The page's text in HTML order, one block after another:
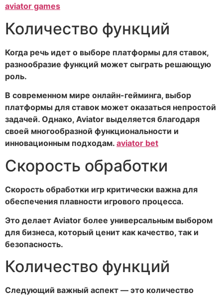
aviator games
Количество функций
Когда речь идет о выборе платформы для ставок,
разнообразие функций может сыграть решающую
роль.
В современном мире онлайн-гейминга, выбор
платформы для ставок может оказаться непростой
задачей. Однако, Aviator выделяется благодаря
своей многообразной функциональности и
инновационным подходам. aviator bet
Скорость обработки
Скорость обработки игр критически важна для
обеспечения плавности игрового процесса.
Это делает Aviator более универсальным выбором
для бизнеса, который ценит как качество, так и
безопасность.
Количество функций
Следующий важный аспект — это количество